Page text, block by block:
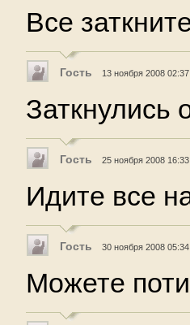
Все
Гость 13 ноября 2008 02:37
Заткнулись
Гость 25 ноября 2008 16:33
Идите все
Гость 30 ноября 2008 05:34
Можете